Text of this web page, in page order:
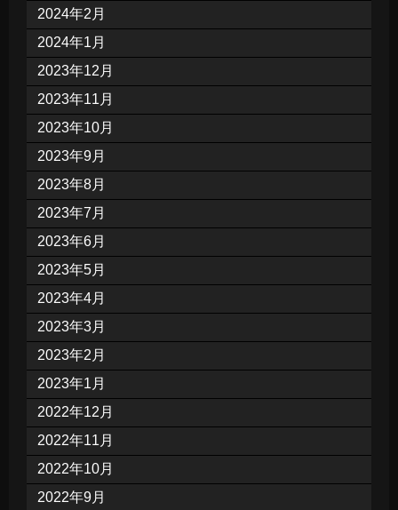
2024年2月
2024年1月
2023年12月
2023年11月
2023年10月
2023年9月
2023年8月
2023年7月
2023年6月
2023年5月
2023年4月
2023年3月
2023年2月
2023年1月
2022年12月
2022年11月
2022年10月
2022年9月